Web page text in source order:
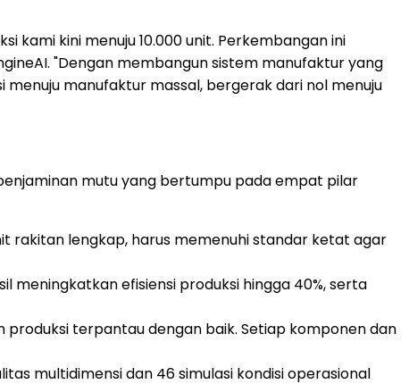
kami kini menuju 10.000 unit. Perkembangan ini
"Dengan membangun sistem manufaktur yang
manufaktur massal, bergerak dari nol menuju
mutu yang bertumpu pada empat pilar
rakitan lengkap, harus memenuhi standar ketat agar
efisiensi produksi hingga 40%, serta
terpantau dengan baik. Setiap komponen dan
multidimensi dan 46 simulasi kondisi operasional